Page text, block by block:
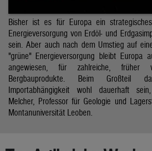
Bisher ist es für Europa ein
Energieversorgung von Erdöl- und
sein. Aber auch nach dem Umstieg auf
"grüne" Energieversorgung bleibt Europa
angewiesen, für zahlreiche, früher
Bergbauprodukte. Beim Großteil
Importabhängigkeit wohl dauerhaft
Melcher, Professor für Geologie und
Montanuniversität Leoben.